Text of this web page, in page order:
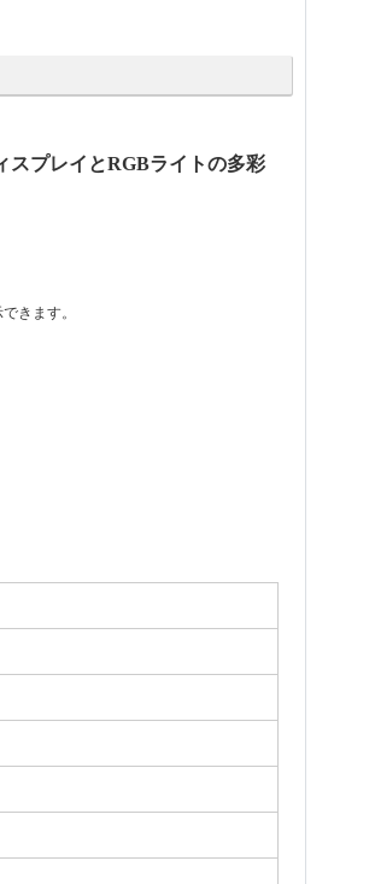
スプレイとRGBライトの多彩
きます。